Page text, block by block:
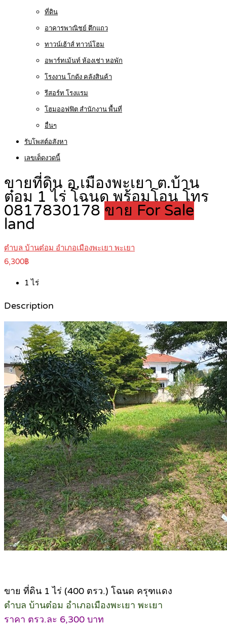
ที่ดิน
อาคารพาณิชย์ ตึกแถว
ทาวน์เฮ้าส์ ทาวน์โฮม
อพาร์ทเม้นท์ ห้องเช่า หอพัก
โรงงาน โกดัง คลังสินค้า
รีสอร์ท โรงแรม
โฮมออฟฟิต สำนักงาน พื้นที่
อื่นๆ
รับโพสต์อสังหา
เลขเด็ดงวดนี้
ขายที่ดิน อ.เมืองพะเยา ต.บ้าน
ต๋อม 1 ไร่ โฉนด พร้อมโอน โทร
0817830178 ขาย For Sale
land
ตำบล บ้านต๋อม อำเภอเมืองพะเยา พะเยา
6,300฿
1 ไร่
Description
ขาย ที่ดิน 1 ไร่ (400 ตรว.) โฉนด ครุฑแดง
ตำบล บ้านต๋อม อำเภอเมืองพะเยา พะเยา
ราคา ตรว.ละ 6,300 บาท